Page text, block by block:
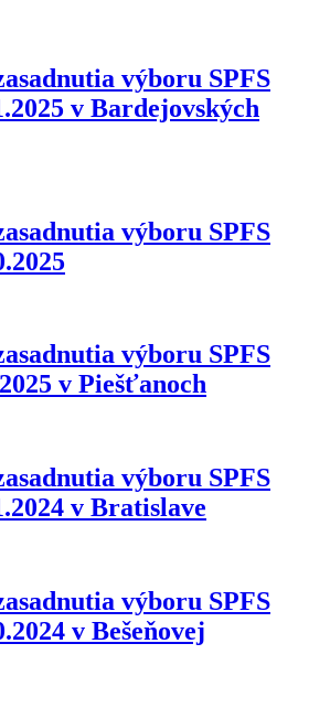
výboru SPFS
v Bardejovských
výboru SPFS
výboru SPFS
v Piešťanoch
výboru SPFS
v Bratislave
výboru SPFS
v Bešeňovej